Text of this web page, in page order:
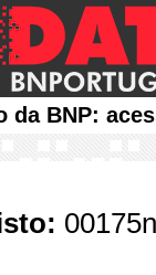
da BNP: